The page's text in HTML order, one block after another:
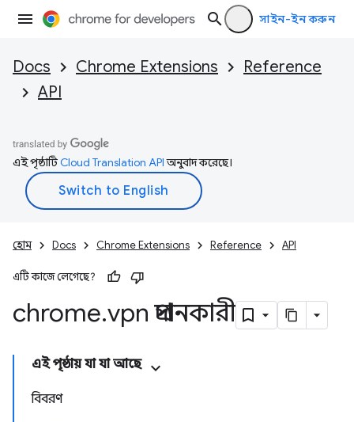
সাইন-ইন করুন
Docs Chrome Extensions
Reference
API
এই পৃষ্ঠাটিCloud Translation APIঅনুবাদ করেছে।
হোম Docs Chrome Extensions Reference API
এটি কাজে লেগেছে?
chrome.vpn প্রদানকারী
এই পৃষ্ঠায় যা যা আছে
বিবরণ